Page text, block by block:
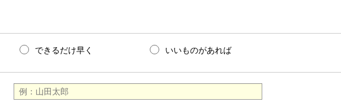
できるだけ早く いいものがあれば